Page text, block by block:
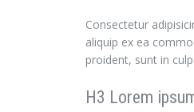
Consectetur
aliquip ex ea
proident, sunt in
H3 Lorem